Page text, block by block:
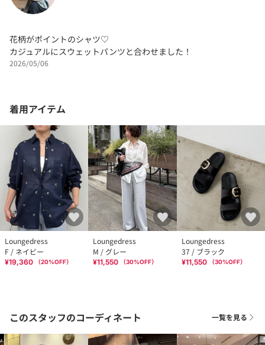
花柄がポイントのシャツ♡
カジュアルにスウェットパンツと合わせました！
2026/05/06
着用アイテム
Loungedress
F / ネイビー
¥19,360 （20%OFF）
Loungedress
M / グレー
¥11,550 （30%OFF）
Loungedress
37 / ブラック
¥11,550 （30%OFF）
このスタッフのコーディネート 一覧を見る